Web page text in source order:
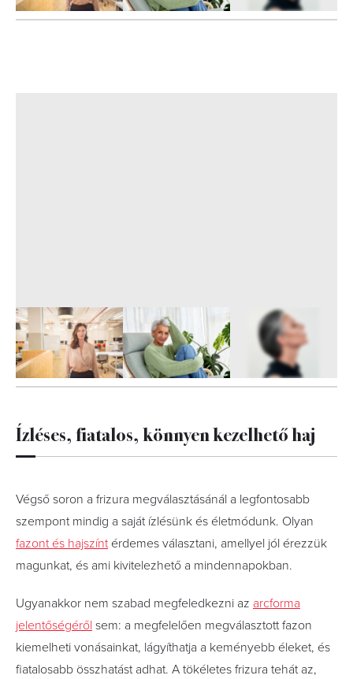
Ízléses, fiatalos, könnyen kezelhető haj
Végső soron a frizura megválasztásánál a legfontosabb
szempont mindig a saját ízlésünk és életmódunk. Olyan
fazont és hajszíntérdemes választani, amellyel jól érezzük
magunkat, és ami kivitelezhető a mindennapokban.
Ugyanakkor nem szabad megfeledkezni az arcforma
jelentőségéről sem: a megfelelően megválasztott fazon
kiemelheti vonásainkat, lágyíthatja a keményebb éleket, és
fiatalosabb összhatást adhat. A tökéletes frizura tehát az,